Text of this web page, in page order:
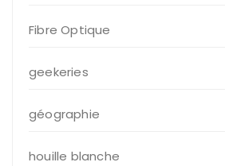
Fibre Optique
geekeries
géographie
houille blanche